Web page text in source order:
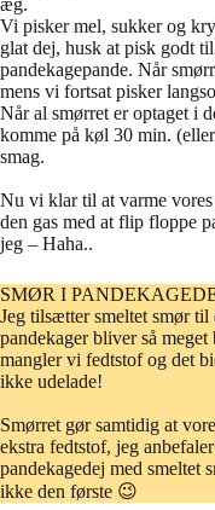
æg.
Vi pisker mel, sukker og
glat dej, husk at pisk godt
pandekagepande. Når
mens vi fortsat pisker
Når al smørret er optaget i
komme på køl 30 min.
smag.
Nu vi klar til at varme
den gas med at flip floppe
jeg – Haha..
SMØR I
Jeg tilsætter smeltet smør til
pandekager bliver så
mangler vi fedtstof og det
ikke udelade!
Smørret gør samtidig at
ekstra fedtstof, jeg
pandekagedej med smeltet
ikke den første 😉